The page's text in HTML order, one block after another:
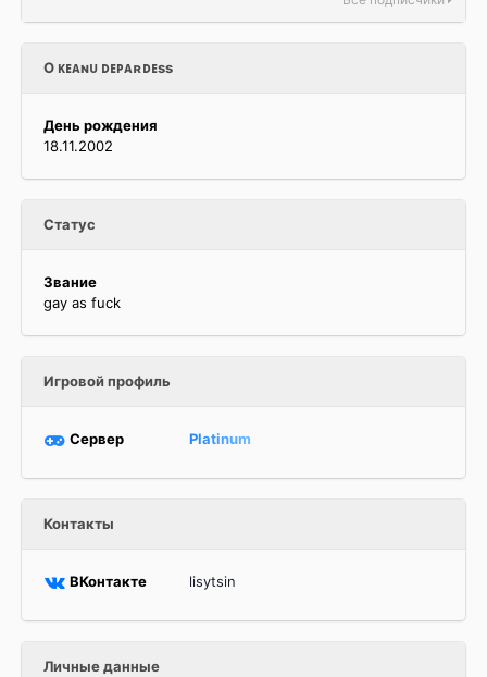
О ᴋᴇᴀɴᴜ ᴅᴇᴘᴀʀᴅᴇss
День рождения
18.11.2002
Статус
Звание
gay as fuck
Игровой профиль
Сервер Platinum
Контакты
ВКонтакте lisytsin
Личные данные